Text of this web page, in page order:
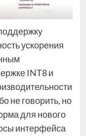
ускорения
INT8 и
не говорить, но
для нового
интерфейса